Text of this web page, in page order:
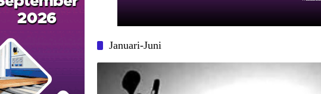
Januari-Juni